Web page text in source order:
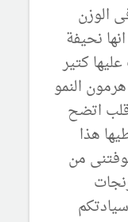
الوزن
نحيفة
كتير
النمو
اتضح
هذا
من